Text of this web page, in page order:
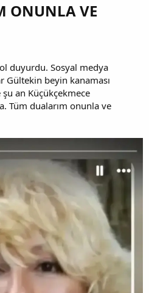
ONUNLA VE
duyurdu. Sosyal medya
Gültekin beyin kanaması
an Küçükçekmece
Tüm dualarım onunla ve